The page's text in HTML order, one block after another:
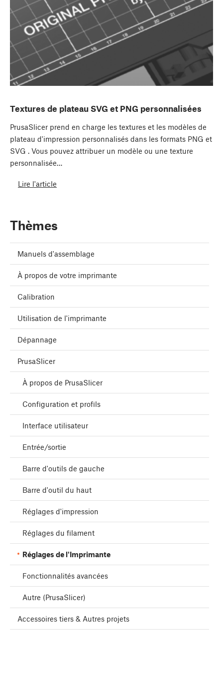
Textures de plateau SVG et PNG personnalisées
PrusaSlicer prend en charge les textures et les modèles de
plateau d'impression personnalisés dans les formats PNG et
SVG . Vous pouvez attribuer un modèle ou une texture
personnalisée…
Lire l'article
Thèmes
Manuels d'assemblage
À propos de votre imprimante
Calibration
Utilisation de l'imprimante
Dépannage
PrusaSlicer
À propos de PrusaSlicer
Configuration et profils
Interface utilisateur
Entrée/sortie
Barre d'outils de gauche
Barre d'outil du haut
Réglages d'impression
Réglages du filament
Réglages de l'Imprimante
Fonctionnalités avancées
Autre (PrusaSlicer)
Accessoires tiers & Autres projets